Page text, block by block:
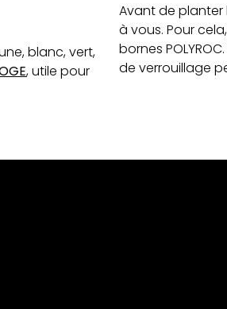
blanc, vert,
, utile pour
Avant de planter
à vous. Pour
bornes
de verrouillage